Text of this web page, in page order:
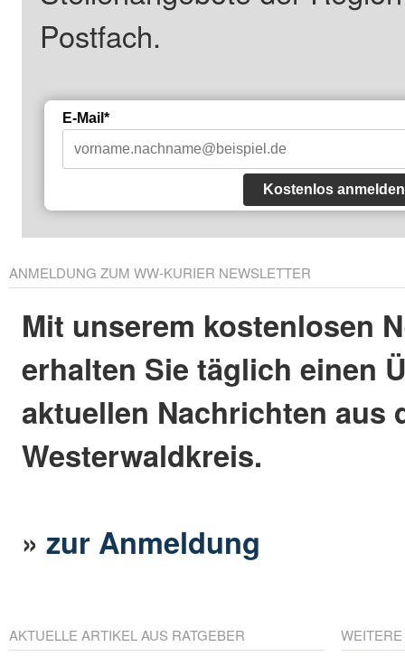
Postfach.
E-Mail*
Kostenlos anmelden
ANMELDUNG ZUM WW-KURIER NEWSLETTER
Mit unserem kostenlosen
erhalten Sie täglich einen
aktuellen Nachrichten aus
Westerwaldkreis.
»zur Anmeldung
AKTUELLE ARTIKEL AUS RATGEBER